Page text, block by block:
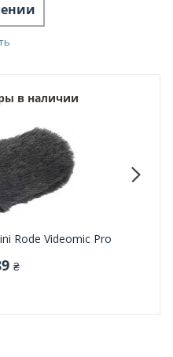
в наличии
Rode Videomic Pro
₴